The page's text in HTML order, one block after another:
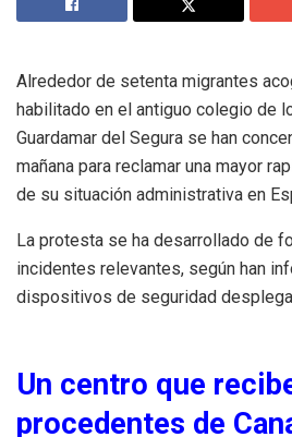
Alrededor de setenta migrantes
habilitado en el antiguo colegio de
Guardamar del Segura se han
mañana para reclamar una mayor
de su situación administrativa en
La protesta se ha desarrollado de
incidentes relevantes, según han
dispositivos de seguridad
Un centro que
procedentes de